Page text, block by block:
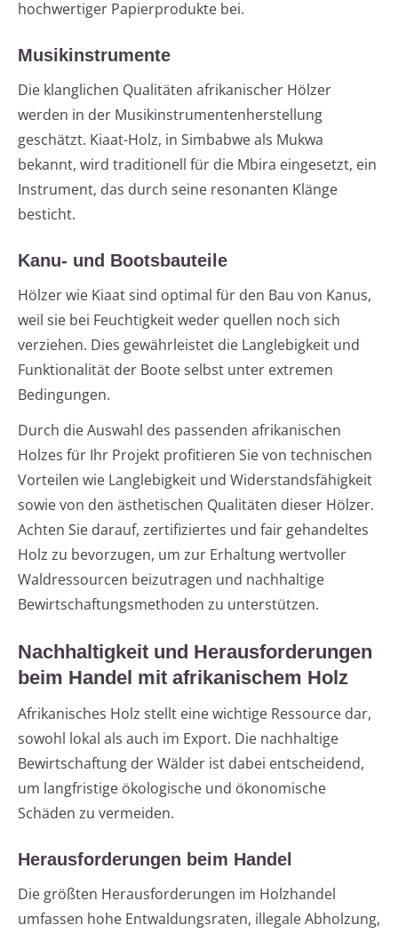
hochwertiger Papierprodukte bei.
Musikinstrumente
Die klanglichen Qualitäten afrikanischer Hölzer
werden in der Musikinstrumentenherstellung
geschätzt. Kiaat-Holz, in Simbabwe als Mukwa
bekannt, wird traditionell für die Mbira eingesetzt, ein
Instrument, das durch seine resonanten Klänge
besticht.
Kanu- und Bootsbauteile
Hölzer wie Kiaat sind optimal für den Bau von Kanus,
weil sie bei Feuchtigkeit weder quellen noch sich
verziehen. Dies gewährleistet die Langlebigkeit und
Funktionalität der Boote selbst unter extremen
Bedingungen.
Durch die Auswahl des passenden afrikanischen
Holzes für Ihr Projekt profitieren Sie von technischen
Vorteilen wie Langlebigkeit und Widerstandsfähigkeit
sowie von den ästhetischen Qualitäten dieser Hölzer.
Achten Sie darauf, zertifiziertes und fair gehandeltes
Holz zu bevorzugen, um zur Erhaltung wertvoller
Waldressourcen beizutragen und nachhaltige
Bewirtschaftungsmethoden zu unterstützen.
Nachhaltigkeit und Herausforderungen
beim Handel mit afrikanischem Holz
Afrikanisches Holz stellt eine wichtige Ressource dar,
sowohl lokal als auch im Export. Die nachhaltige
Bewirtschaftung der Wälder ist dabei entscheidend,
um langfristige ökologische und ökonomische
Schäden zu vermeiden.
Herausforderungen beim Handel
Die größten Herausforderungen im Holzhandel
umfassen hohe Entwaldungsraten, illegale Abholzung,